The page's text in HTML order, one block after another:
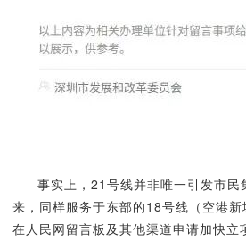
事实上，21号线并非唯一引发市民
来，同样服务于东部的18号线（空港
在人民网留言板及其他渠道申请加快立